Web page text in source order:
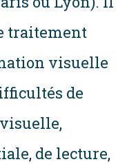
traitement
visuelle
de
de lecture,